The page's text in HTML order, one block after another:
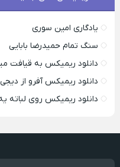
یادگاری امین سوری
سنگ تمام حمیدرضا بابایی
دانلود ریمیکس به قیافت
دانلود ریمیکس آفرو از
دانلود ریمیکس روی لباته